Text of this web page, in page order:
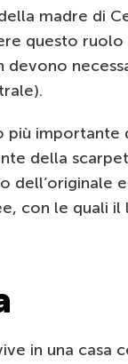
madre di
questo
devono
più
della
dell’originale
con le quali
in una casa